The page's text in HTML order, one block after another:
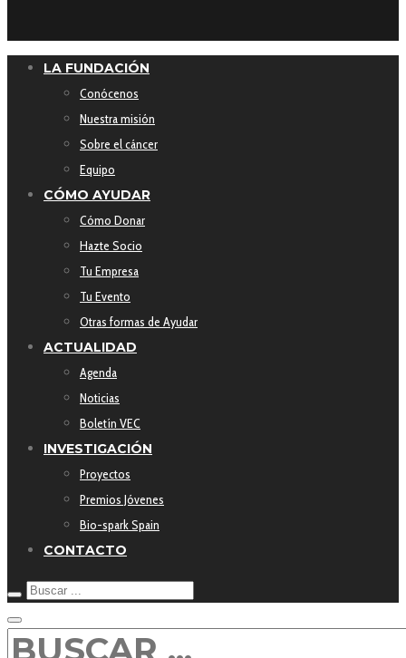
LA FUNDACIÓN
Conócenos
Nuestra misión
Sobre el cáncer
Equipo
CÓMO AYUDAR
Cómo Donar
Hazte Socio
Tu Empresa
Tu Evento
Otras formas de Ayudar
ACTUALIDAD
Agenda
Noticias
Boletín VEC
INVESTIGACIÓN
Proyectos
Premios Jóvenes
Bio-spark Spain
CONTACTO